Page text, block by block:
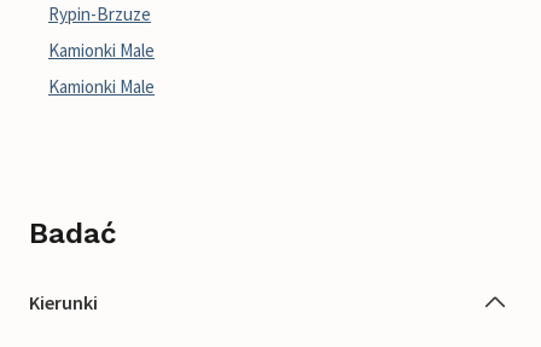
Rypin-Brzuze
Kamionki Male
Kamionki Male
Badać
Kierunki